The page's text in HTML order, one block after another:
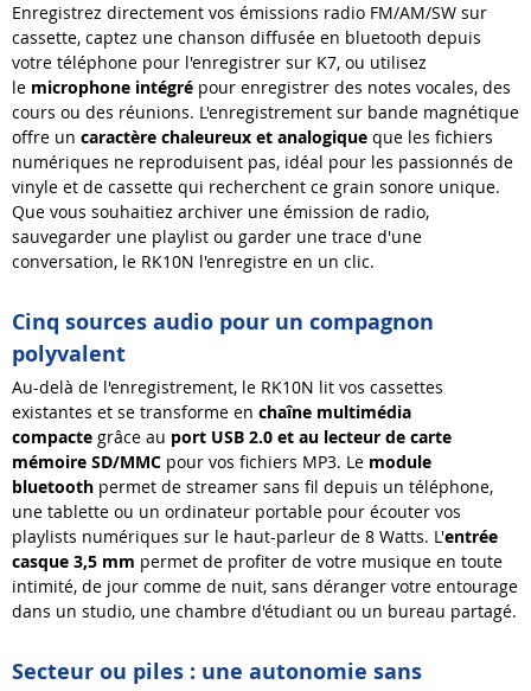
Enregistrez directement vos émissions radio FM/AM/SW sur
cassette, captez une chanson diffusée en bluetooth depuis
votre téléphone pour l'enregistrer sur K7, ou utilisez
le microphone intégré pour enregistrer des notes vocales, des
cours ou des réunions. L'enregistrement sur bande magnétique
offre un caractère chaleureux et analogique que les fichiers
numériques ne reproduisent pas, idéal pour les passionnés de
vinyle et de cassette qui recherchent ce grain sonore unique.
Que vous souhaitiez archiver une émission de radio,
sauvegarder une playlist ou garder une trace d'une
conversation, le RK10N l'enregistre en un clic.
Cinq sources audio pour un compagnon
polyvalent
Au-delà de l'enregistrement, le RK10N lit vos cassettes
existantes et se transforme en chaîne multimédia
compacte grâce au port USB 2.0 et au lecteur de carte
mémoire SD/MMC pour vos fichiers MP3. Le module
bluetooth permet de streamer sans fil depuis un téléphone,
une tablette ou un ordinateur portable pour écouter vos
playlists numériques sur le haut-parleur de 8 Watts. L'entrée
casque 3,5 mm permet de profiter de votre musique en toute
intimité, de jour comme de nuit, sans déranger votre entourage
dans un studio, une chambre d'étudiant ou un bureau partagé.
Secteur ou piles : une autonomie sans